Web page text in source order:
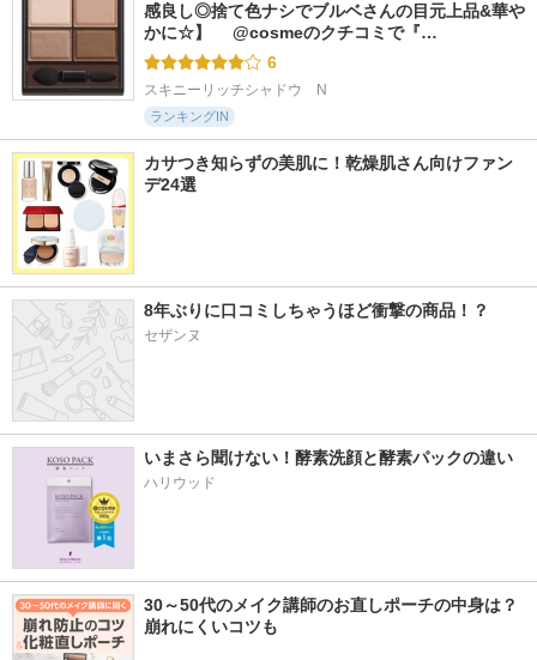
感良し◎捨て色ナシでブルベさんの目元上品&華や
かに☆】 　@cosmeのクチコミで『…
6
スキニーリッチシャドウ　N
ランキングIN
カサつき知らずの美肌に！乾燥肌さん向けファン
デ24選
8年ぶりに口コミしちゃうほど衝撃の商品！？
セザンヌ
いまさら聞けない！酵素洗顔と酵素パックの違い
ハリウッド
30～50代のメイク講師のお直しポーチの中身は？
崩れにくいコツも